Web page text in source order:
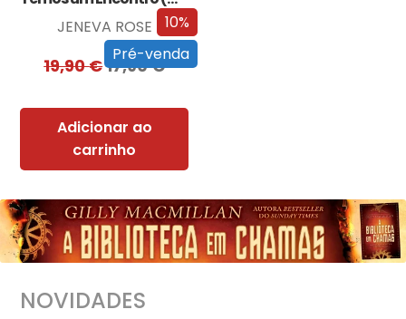
10%
Pré-venda
JENEVA ROSE
19,90€17,90€
Adicionar ao
carrinho
NOVIDADES